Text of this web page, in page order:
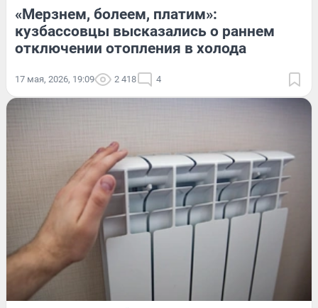
«Мерзнем, болеем, платим»:
кузбассовцы высказались о раннем
отключении отопления в холода
17 мая, 2026, 19:09 2 418 4